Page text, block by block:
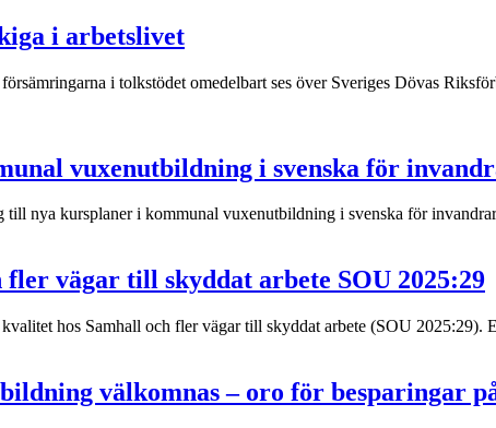
i arbetslivet
i tolkstödet omedelbart ses över Sveriges Dövas
vuxenutbildning i svenska för
till nya kursplaner i kommunal vuxenutbildning i svenska för
vägar till skyddat arbete SOU 2025:29
hos Samhall och fler vägar till skyddat arbete (SOU 2025:29).
välkomnas – oro för besparingar